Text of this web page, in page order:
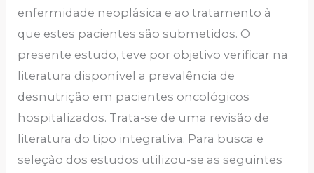
enfermidade neoplásica e ao tratamento à
que estes pacientes são submetidos. O
presente estudo, teve por objetivo verificar na
literatura disponível a prevalência de
desnutrição em pacientes oncológicos
hospitalizados. Trata-se de uma revisão de
literatura do tipo integrativa. Para busca e
seleção dos estudos utilizou-se as seguintes